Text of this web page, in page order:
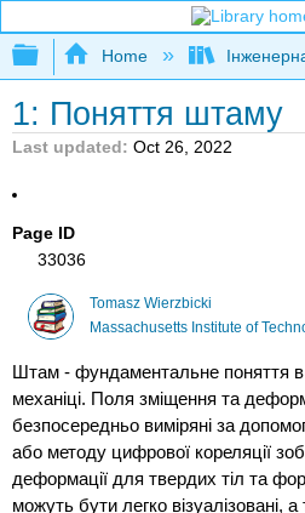
Expand/collapse
Home
1: Поняття штаму
Last updated Oct 26, 2022
Page ID
33036
Tomasz Wierzbicki
Massachusetts Institute of
Штам - фундаментальне поняття в
механіці. Поля зміщення та
безпосередньо виміряні за
або методу цифрової кореляції
деформації для твердих тіл та
можуть бути легко візуалізовані,